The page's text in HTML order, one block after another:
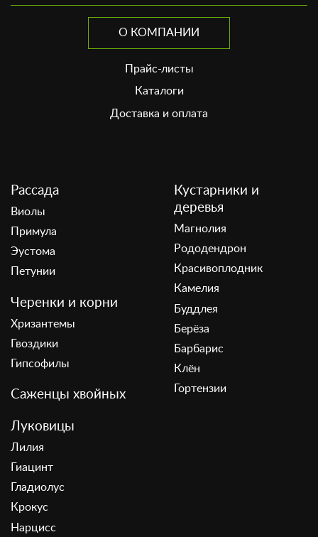
О КОМПАНИИ
Прайс-листы
Каталоги
Доставка и оплата
Рассада
Виолы
Примула
Эустома
Петунии
Черенки и корни
Хризантемы
Гвоздики
Гипсофилы
Саженцы хвойных
Кустарники и
деревья
Магнолия
Рододендрон
Красивоплодник
Камелия
Буддлея
Берёза
Барбарис
Клён
Гортензии
Луковицы
Лилия
Гиацинт
Гладиолус
Крокус
Нарцисс